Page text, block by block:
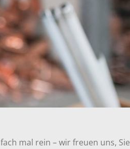
mal rein – wir freuen uns, Sie